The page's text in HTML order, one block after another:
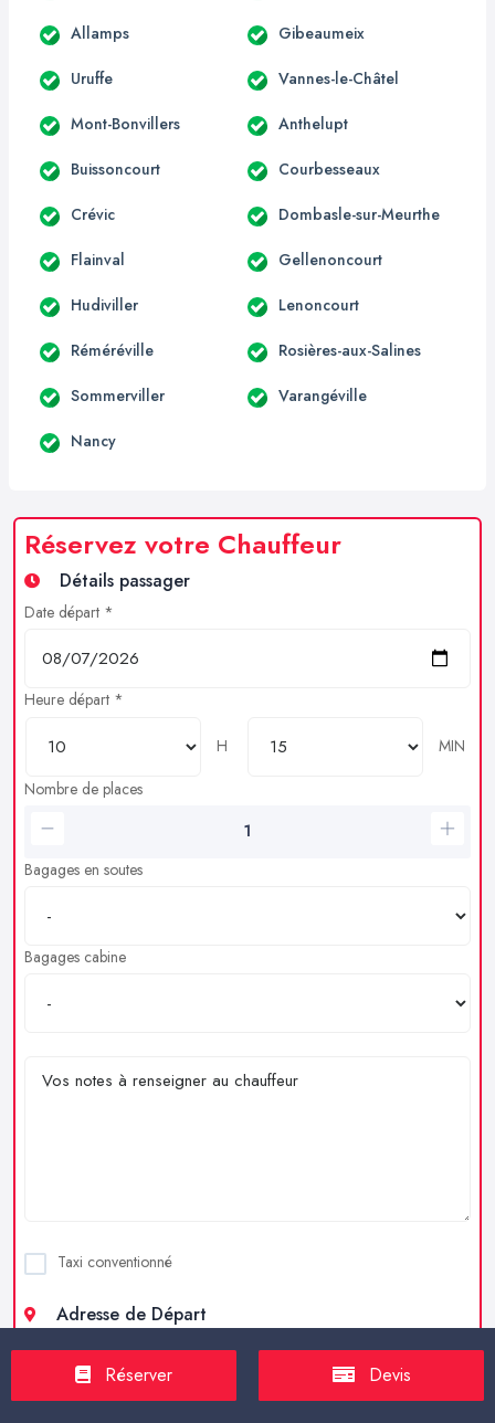
Allamps Gibeaumeix
Uruffe Vannes-le-Châtel
Mont-Bonvillers Anthelupt
Buissoncourt Courbesseaux
Crévic Dombasle-sur-Meurthe
Flainval Gellenoncourt
Hudiviller Lenoncourt
Réméréville Rosières-aux-Salines
Sommerviller Varangéville
Nancy
Réservez votre Chauffeur
Détails passager
Date départ *
Heure départ *
H
MIN
Nombre de places
Bagages en soutes
Bagages cabine
Taxi conventionné
Adresse de Départ
Réserver Devis